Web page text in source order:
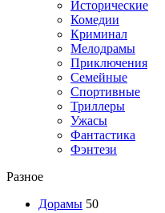
Исторические
Комедии
Криминал
Мелодрамы
Приключения
Семейные
Спортивные
Триллеры
Ужасы
Фантастика
Фэнтези
Разное
Дорамы 50